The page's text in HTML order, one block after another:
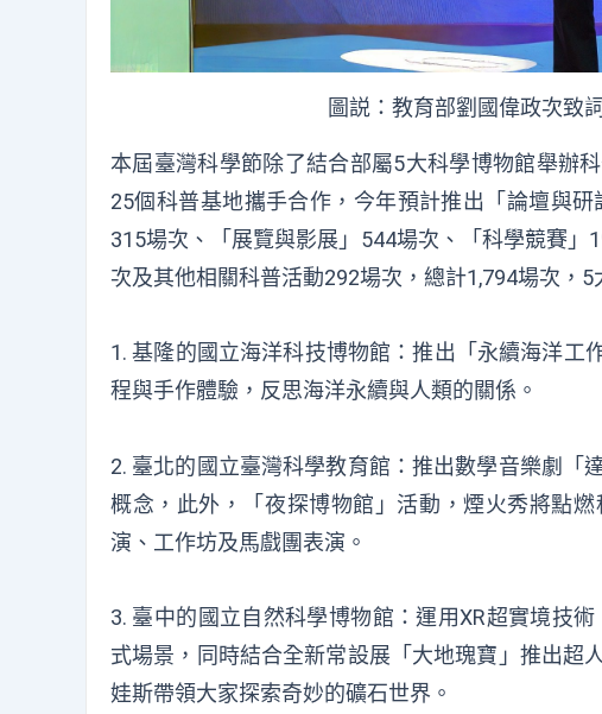
圖説：教育部劉國偉政次致
本屆臺灣科學節除了結合部屬5大科學博物館舉辦
25個科普基地攜手合作， 今年預計推出「論壇與研
315場次、「展覽與影展」544場次、「科學競賽
次及其他相關科普活動292場次，總計1,794場次 ， 5
1.基隆的國立海洋科技博物館 ：推出「永續海洋工
程與手作體驗，反思海洋永續與人類的關係 。
2. 臺北的國立臺灣科學教育館 ： 推出數學音樂劇「
概念， 此外， 「夜探博物館」活動，煙火秀將點
演、工作坊及馬戲團表演 。
3. 臺中的國立自然科學博物館 ：運用XR超實境技
式場景，同時結合全新常設展「大地瑰寶」推出超
娃斯帶領大家探索奇妙的礦石世界 。